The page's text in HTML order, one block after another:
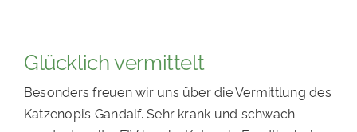
FÖRDERN & VERERBEN
KOOPERATIONEN
Glücklich vermittelt
Besonders freuen wir uns über die Vermittlung des
Katzenopi’s Gandalf. Sehr krank und schwach